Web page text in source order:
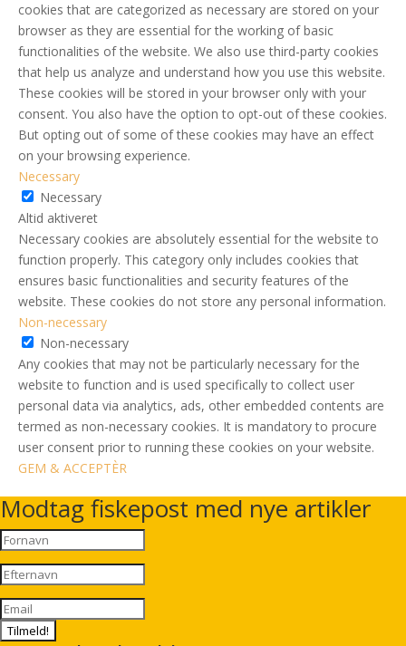
cookies that are categorized as necessary are stored on your
browser as they are essential for the working of basic
functionalities of the website. We also use third-party cookies
that help us analyze and understand how you use this website.
These cookies will be stored in your browser only with your
consent. You also have the option to opt-out of these cookies.
But opting out of some of these cookies may have an effect
on your browsing experience.
Necessary
Necessary
Altid aktiveret
Necessary cookies are absolutely essential for the website to
function properly. This category only includes cookies that
ensures basic functionalities and security features of the
website. These cookies do not store any personal information.
Non-necessary
Non-necessary
Any cookies that may not be particularly necessary for the
website to function and is used specifically to collect user
personal data via analytics, ads, other embedded contents are
termed as non-necessary cookies. It is mandatory to procure
user consent prior to running these cookies on your website.
GEM & ACCEPTÈR
Modtag fiskepost med nye artikler
Tilmeld!